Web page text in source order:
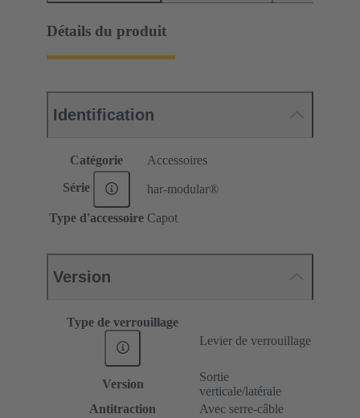
Détails du produit
Identification
Catégorie Accessoires
Série har-modular®
Type d'accessoire Capot
Version
Type de verrouillage
Levier de verrouillage
Version
Sortie
verticale/latérale
Antitraction
Avec serre-câble